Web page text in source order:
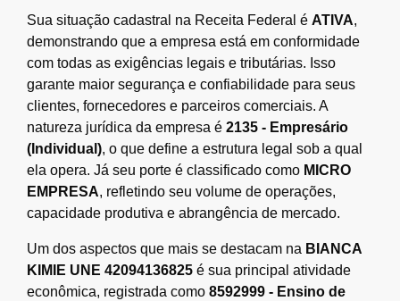
Sua situação cadastral na Receita Federal é ATIVA,
demonstrando que a empresa está em conformidade
com todas as exigências legais e tributárias. Isso
garante maior segurança e confiabilidade para seus
clientes, fornecedores e parceiros comerciais. A
natureza jurídica da empresa é 2135 - Empresário
(Individual), o que define a estrutura legal sob a qual
ela opera. Já seu porte é classificado como MICRO
EMPRESA, refletindo seu volume de operações,
capacidade produtiva e abrangência de mercado.
Um dos aspectos que mais se destacam na BIANCA
KIMIE UNE 42094136825 é sua principal atividade
econômica, registrada como 8592999 - Ensino de